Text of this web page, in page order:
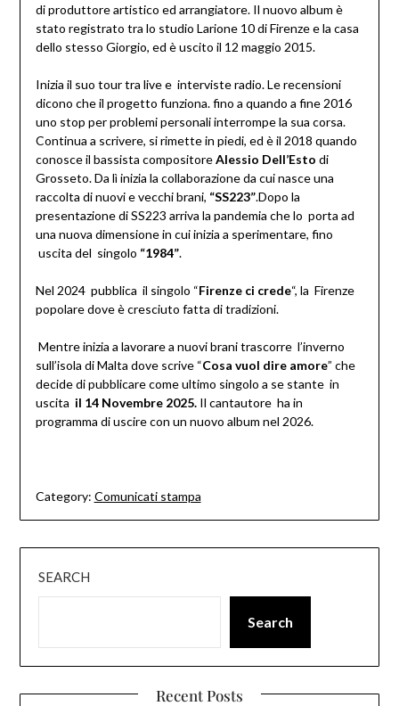
di produttore artistico ed arrangiatore. Il nuovo album è
stato registrato tra lo studio Larione 10 di Firenze e la casa
dello stesso Giorgio, ed è uscito il 12 maggio 2015.
Inizia il suo tour tra live e interviste radio. Le recensioni
dicono che il progetto funziona. fino a quando a fine 2016
uno stop per problemi personali interrompe la sua corsa.
Continua a scrivere, si rimette in piedi, ed è il 2018 quando
conosce il bassista compositoreAlessio Dell’Esto di
Grosseto. Da lì inizia la collaborazione da cui nasce una
raccolta di nuovi e vecchi brani, “SS223”.Dopo la
presentazione di SS223 arriva la pandemia che lo porta ad
una nuova dimensione in cui inizia a sperimentare, fino
uscita del singolo “1984”.
Nel 2024 pubblica il singolo “Firenze ci crede“, la Firenze
popolare dove è cresciuto fatta di tradizioni.
Mentre inizia a lavorare a nuovi brani trascorre l’inverno
sull’isola di Malta dove scrive “Cosa vuol dire amore” che
decide di pubblicare come ultimo singolo a se stante in
uscita il 14 Novembre 2025.Il cantautore ha in
programma di uscire con un nuovo album nel 2026.
Category: Comunicati stampa
SEARCH
Search
Recent Posts